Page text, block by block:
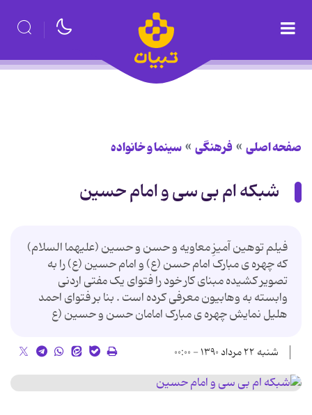
صفحه اصلی فرهنگی سینما و خانواده
شبکه ام بی سی و امام حسین
فیلم توهین آمیزِ معاويه و حسن و حسين (عليهما‌ السلام)
که چهره ی مبارک امام حسن (ع) و امام حسین (ع) را به
تصویر کشیده مبنای کار خود را فتوای یک مفتی اردنی
وابسته به وهابیون معرفی کرده است . بنا بر فتوای احمد
هلیل نمایش چهره ی مبارک امامان حسن و حسین (ع
شنبه ۲۲ مرداد ۱۳۹۰ - ۰۰:۰۰